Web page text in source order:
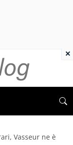
Vasseur ne è
×